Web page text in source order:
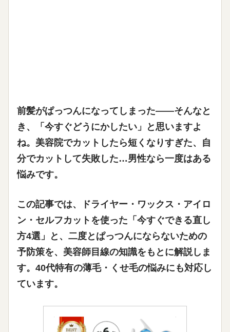
前髪がぱっつんになってしまった——そんなと
き、「今すぐどうにかしたい」と思いますよ
ね。美容院でカットしたら短くなりすぎた、自
分でカットして失敗した…男性なら一度はある
悩みです。
この記事では、ドライヤー・ワックス・アイロ
ン・セルフカットを使った「今すぐできる直し
方4選」と、二度とぱっつんにならないための
予防策を、美容師目線の知識をもとに解説しま
す。40代特有の薄毛・くせ毛の悩みにも対応し
ています。